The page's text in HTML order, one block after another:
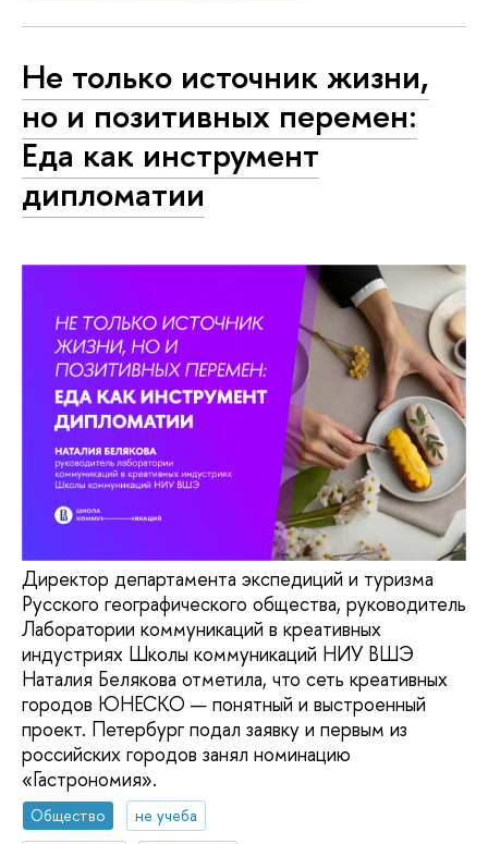
Не только источник жизни,
но и позитивных перемен:
Еда как инструмент
дипломатии
Директор департамента экспедиций и туризма
Русского географического общества, руководитель
Лаборатории коммуникаций в креативных
индустриях Школы коммуникаций НИУ ВШЭ
Наталия Белякова отметила, что сеть креативных
городов ЮНЕСКО — понятный и выстроенный
проект. Петербург подал заявку и первым из
российских городов занял номинацию
«Гастрономия».
Общество
не учеба